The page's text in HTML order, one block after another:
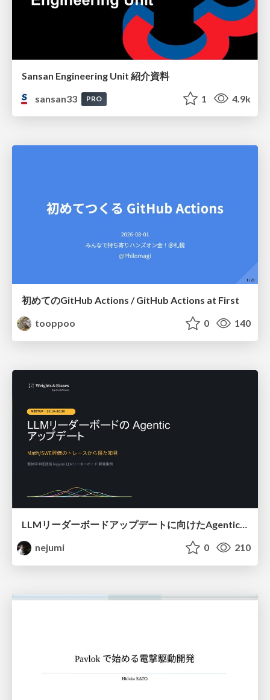
Sansan Engineering Unit 紹介資料
sansan33
PRO 1 4.9k
初めてのGitHub Actions / GitHub Actions at First
tooppoo
0 140
LLMリーダーボードアップデートに向けたAgentic Math_SWEのトレースについて
nejumi
0 210